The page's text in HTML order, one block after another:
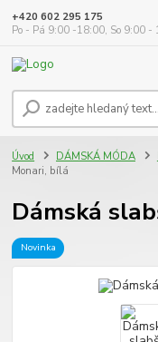
+420 602 295 175
Po - Pá 9:00 -18:00, So 9:00 -
Úvod DÁMSKÁ MÓDA
Monari, bílá
Dámská
Novinka